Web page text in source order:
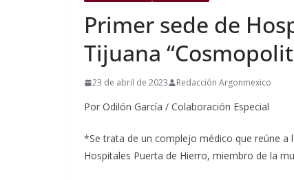
Primer sede de
Tijuana
23 de abril de 2023 Redacción Argonmexico
Por Odilón García / Colaboración Especial
*Se trata de un complejo médico que reúne a
Hospitales Puerta de Hierro, miembro de la